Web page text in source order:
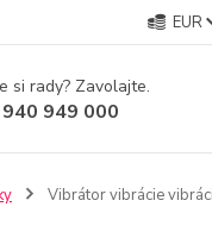
EUR
si rady? Zavolajte.
949 000
Vibrátor vibrácie